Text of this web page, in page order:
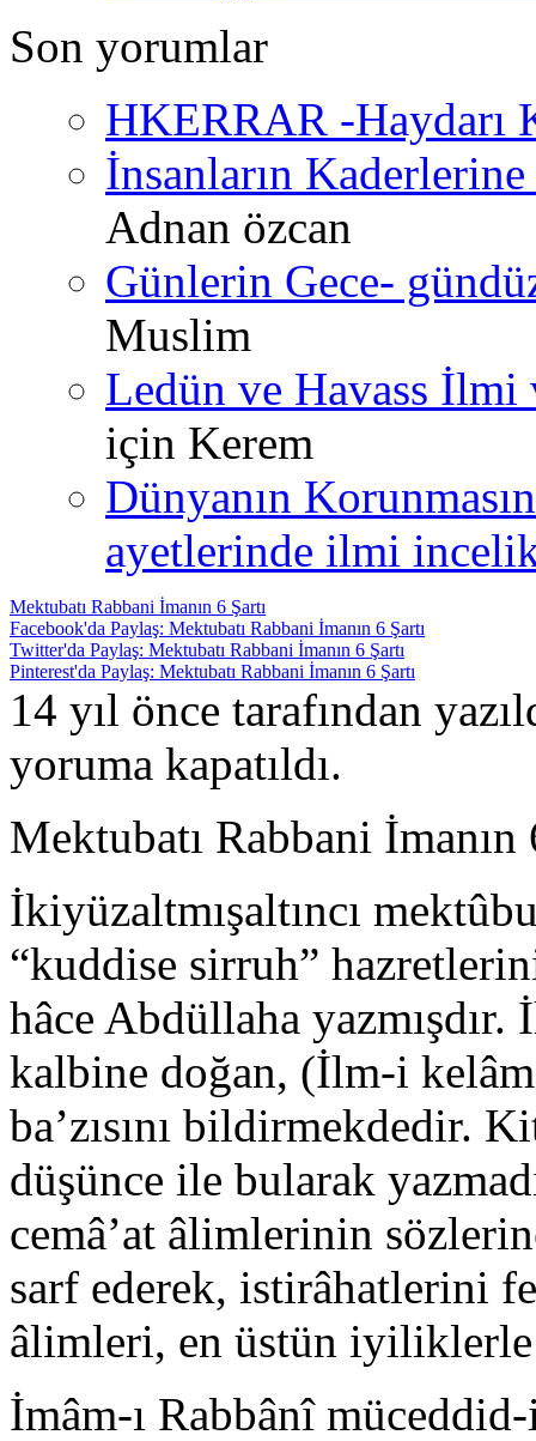
Son yorumlar
HKERRAR -Haydarı
İnsanların
Adnan özcan
Günlerin Gece-
Muslim
Ledün ve Havass İlmi
için Kerem
Dünyanın
ayetlerinde ilmi
Mektubatı Rabbani İmanın 6 Şartı
Facebook'da Paylaş: Mektubatı Rabbani İmanın 6 Şartı
Twitter'da Paylaş: Mektubatı Rabbani İmanın 6 Şartı
Pinterest'da Paylaş: Mektubatı Rabbani İmanın 6 Şartı
14 yıl önce tarafından
yoruma kapatıldı.
Mektubatı Rabbani İmanın
İkiyüzaltmışaltıncı
“kuddise sirruh”
hâce Abdüllaha
kalbine doğan, (İlm-i
ba’zısını bildirmekdedir.
düşünce ile bularak
cemâ’at âlimlerinin
sarf ederek, istirâhatlerini
âlimleri, en üstün iyiliklerle
İmâm-ı Rabbânî